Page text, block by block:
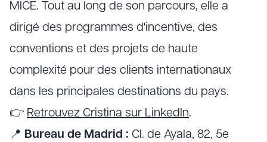
MICE. Tout au long de son parcours, elle a
dirigé des programmes d'incentive, des
conventions et des projets de haute
complexité pour des clients internationaux
dans les principales destinations du pays.
👉 Retrouvez Cristina sur LinkedIn.
📍 Bureau de Madrid : Cl. de Ayala, 82, 5e